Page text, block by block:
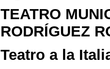
TEATRO
RODRÍGUEZ
Teatro a la